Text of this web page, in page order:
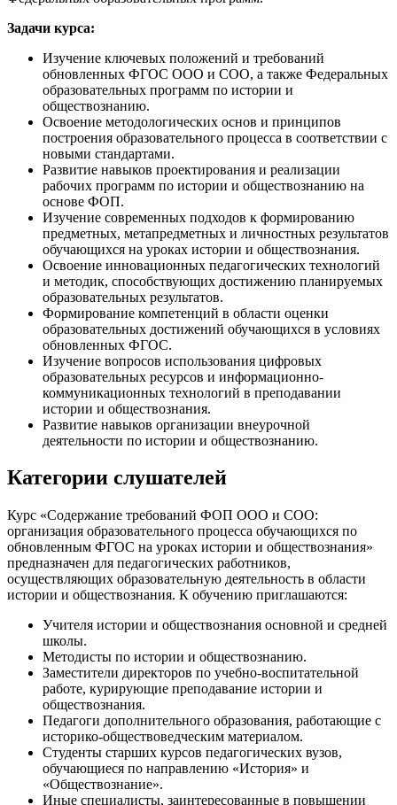
Задачи курса:
Изучение ключевых положений и требований
обновленных ФГОС ООО и СОО, а также Федеральных
образовательных программ по истории и
обществознанию.
Освоение методологических основ и принципов
построения образовательного процесса в соответствии с
новыми стандартами.
Развитие навыков проектирования и реализации
рабочих программ по истории и обществознанию на
основе ФОП.
Изучение современных подходов к формированию
предметных, метапредметных и личностных результатов
обучающихся на уроках истории и обществознания.
Освоение инновационных педагогических технологий
и методик, способствующих достижению планируемых
образовательных результатов.
Формирование компетенций в области оценки
образовательных достижений обучающихся в условиях
обновленных ФГОС.
Изучение вопросов использования цифровых
образовательных ресурсов и информационно-
коммуникационных технологий в преподавании
истории и обществознания.
Развитие навыков организации внеурочной
деятельности по истории и обществознанию.
Категории слушателей
Курс «Содержание требований ФОП ООО и СОО:
организация образовательного процесса обучающихся по
обновленным ФГОС на уроках истории и обществознания»
предназначен для педагогических работников,
осуществляющих образовательную деятельность в области
истории и обществознания. К обучению приглашаются:
Учителя истории и обществознания основной и средней
школы.
Методисты по истории и обществознанию.
Заместители директоров по учебно-воспитательной
работе, курирующие преподавание истории и
обществознания.
Педагоги дополнительного образования, работающие с
историко-обществоведческим материалом.
Студенты старших курсов педагогических вузов,
обучающиеся по направлению «История» и
«Обществознание».
Иные специалисты, заинтересованные в повышении